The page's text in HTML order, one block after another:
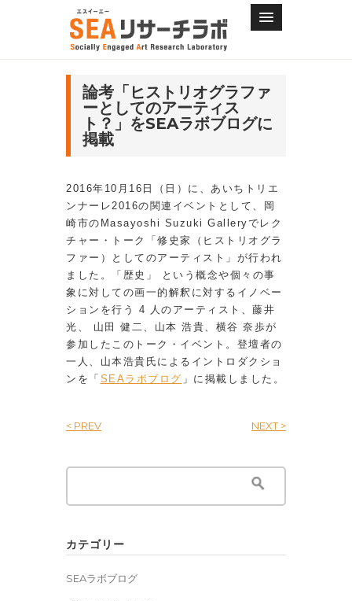
論考「ヒストリオグラファ
ーとしてのアーティス
ト？」をSEAラボブログに
掲載
2016年10月16日（日）に、あいちトリエ
ンナーレ2016の関連イベントとして、岡
崎市のMasayoshi Suzuki Galleryでレク
チャー・トーク「修史家（ヒストリオグラ
ファー）としてのアーティスト」が行われ
ました。「歴史」 という概念や個々の事
象に対しての画一的解釈に対するイノベー
ションを行う 4 人のアーティスト、藤井
光、 山田 健二、山本 浩貴、横谷 奈歩が
参加したこのトーク・イベント。登壇者の
一人、山本浩貴氏によるイントロダクショ
ンを「 SEAラボブログ 」に掲載しました。
< PREV NEXT >
Search
カテゴリー
SEAラボブログ